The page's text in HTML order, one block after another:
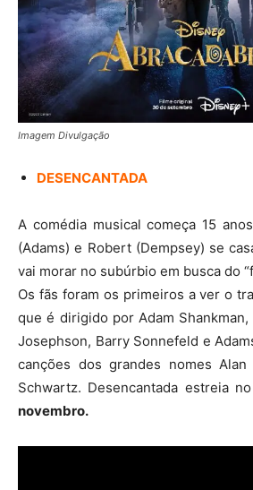
Imagem Divulgação
DESENCANTADA
A comédia musical começa 15
(Adams) e Robert (Dempsey) se
vai morar no subúrbio em busca do
Os fãs foram os primeiros a ver o
que é dirigido por Adam
Josephson, Barry Sonnefeld e
canções dos grandes nomes
Schwartz. Desencantada estreia no
novembro.